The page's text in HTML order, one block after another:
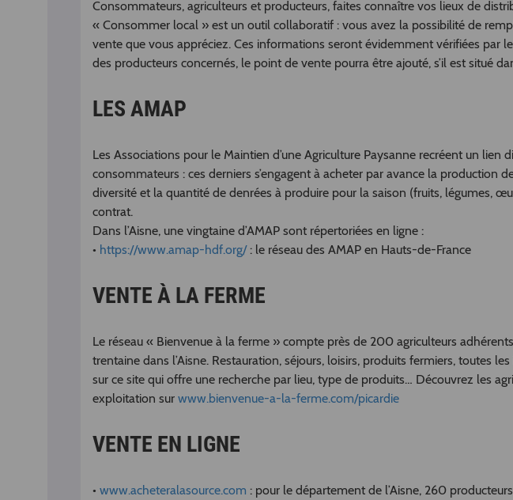
Consommateurs, agriculteurs et producteurs, faites connaître vos lieux de
« Consommer local » est un outil collaboratif : vous avez la possibilité de
vente que vous appréciez. Ces informations seront évidemment vérifiées par
des producteurs concernés, le point de vente pourra être ajouté, s’il est situé
LES AMAP
Les Associations pour le Maintien d’une Agriculture Paysanne recréent un lien
consommateurs : ces derniers s’engagent à acheter par avance la production
diversité et la quantité de denrées à produire pour la saison (fruits, légumes,
contrat.
Dans l’Aisne, une vingtaine d’AMAP sont répertoriées en ligne :
• https://www.amap-hdf.org/: le réseau des AMAP en Hauts-de-France
VENTE À LA FERME
Le réseau « Bienvenue à la ferme » compte près de 200 agriculteurs
trentaine dans l’Aisne. Restauration, séjours, loisirs, produits fermiers, toutes
sur ce site qui offre une recherche par lieu, type de produits… Découvrez les
exploitation sur www.bienvenue-a-la-ferme.com/picardie
VENTE EN LIGNE
• www.acheteralasource.com : pour le département de l’Aisne, 260